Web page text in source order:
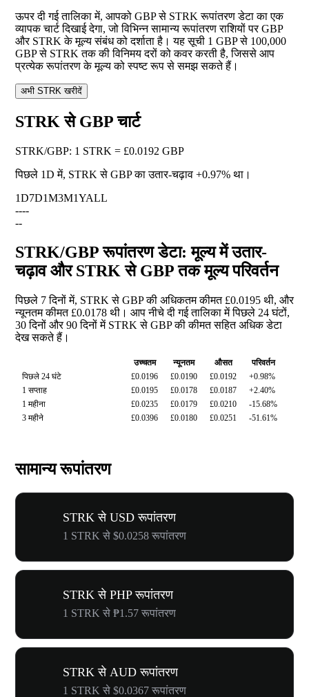
ऊपर दी गई तालिका में, आपको GBP से STRK रूपांतरण डेटा का एक
व्यापक चार्ट दिखाई देगा, जो विभिन्न सामान्य रूपांतरण राशियों पर GBP
और STRK के मूल्य संबंध को दर्शाता है। यह सूची 1 GBP से 100,000
GBP से STRK तक की विनिमय दरों को कवर करती है, जिससे आप
प्रत्येक रूपांतरण के मूल्य को स्पष्ट रूप से समझ सकते हैं।
अभी STRK खरीदें
STRK से GBP चार्ट
STRK/GBP: 1 STRK = £0.0192 GBP
पिछले 1D में, STRK से GBP का उतार-चढ़ाव +0.97% था।
1D7D1M3M1YALL
----
--
STRK/GBP रूपांतरण डेटा: मूल्य में उतार-
चढ़ाव और STRK से GBP तक मूल्य परिवर्तन
पिछले 7 दिनों में, STRK से GBP की अधिकतम कीमत £0.0195 थी, और
न्यूनतम कीमत £0.0178 थी। आप नीचे दी गई तालिका में पिछले 24 घंटों,
30 दिनों और 90 दिनों में STRK से GBP की कीमत सहित अधिक डेटा
देख सकते हैं।
उच्चतम न्यूनतम औसत
परिवर्तन
पिछले 24 घंटे
£0.0196 £0.0190 £0.0192
+0.98%
1 सप्ताह
£0.0195 £0.0178 £0.0187
+2.40%
1 महीना
£0.0235 £0.0179 £0.0210
-15.68%
3 महीने
£0.0396 £0.0180 £0.0251 -51.61%
सामान्य रूपांतरण
STRK से USD रूपांतरण
1 STRK से $0.0258 रूपांतरण
STRK से PHP रूपांतरण
1 STRK से ₱1.57 रूपांतरण
STRK से AUD रूपांतरण
1 STRK से $0.0367 रूपांतरण